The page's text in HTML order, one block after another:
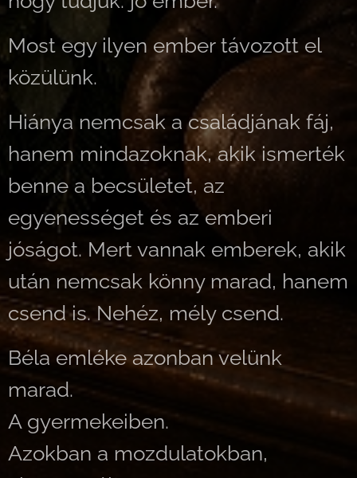
Most egy ilyen ember távozott el
közülünk.
Hiánya nemcsak a családjának fáj,
hanem mindazoknak, akik ismerték
benne a becsületet, az
egyenességet és az emberi
jóságot. Mert vannak emberek, akik
után nemcsak könny marad, hanem
csend is. Nehéz, mély csend.
Béla emléke azonban velünk
marad.
A gyermekeiben.
Azokban a mozdulatokban,